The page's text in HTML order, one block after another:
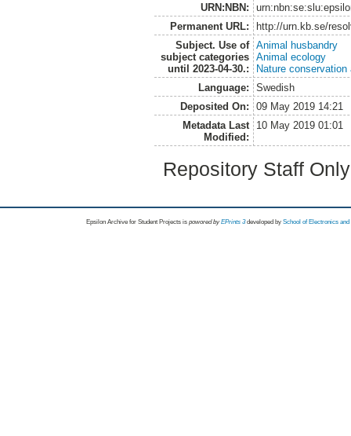
URN:NBN:
Permanent URL:
http://urn.kb.se/
Subject. Use of
subject categories
until 2023-04-30.:
Animal husbandry
Animal ecology
Nature
Language:
Swedish
Deposited On:
09 May 2019 14:21
Metadata Last
Modified:
10 May 2019 01:01
Repository Staff
Epsilon Archive for Student Projects is powored byEPrints 3 developed by School of Electronics